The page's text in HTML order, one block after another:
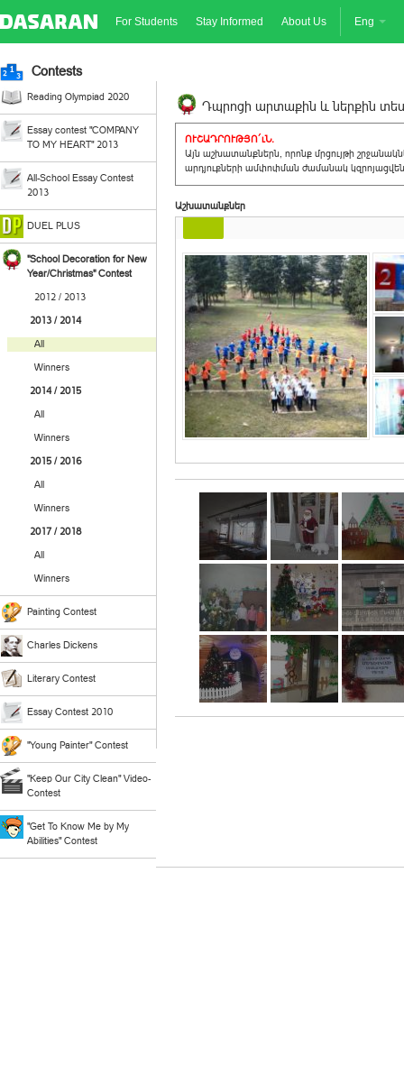
For Students Stay Informed About Us Eng
Contests
Reading Olympiad 2020
Essay contest "COMPANY
TO MY HEART" 2013
All-School Essay Contest
2013
DUEL PLUS
"School Decoration for New
Year/Christmas" Contest
2012 / 2013
2013 / 2014
All
Winners
2014 / 2015
All
Winners
2015 / 2016
All
Winners
2017 / 2018
All
Winners
Painting Contest
Charles Dickens
Literary Contest
Essay Contest 2010
"Young Painter" Contest
"Keep Our City Clean" Video-
Contest
"Get To Know Me by My
Abilities" Contest
Դպրոցի արտաքին և ներքին
ՈՒՇԱԴՐՈՒԹՅՈ´ւՆ.
Այն աշխատանքներն, որոնք մրցույթի
արդյուքների ամփոփման ժամանակ
Աշխատանքներ